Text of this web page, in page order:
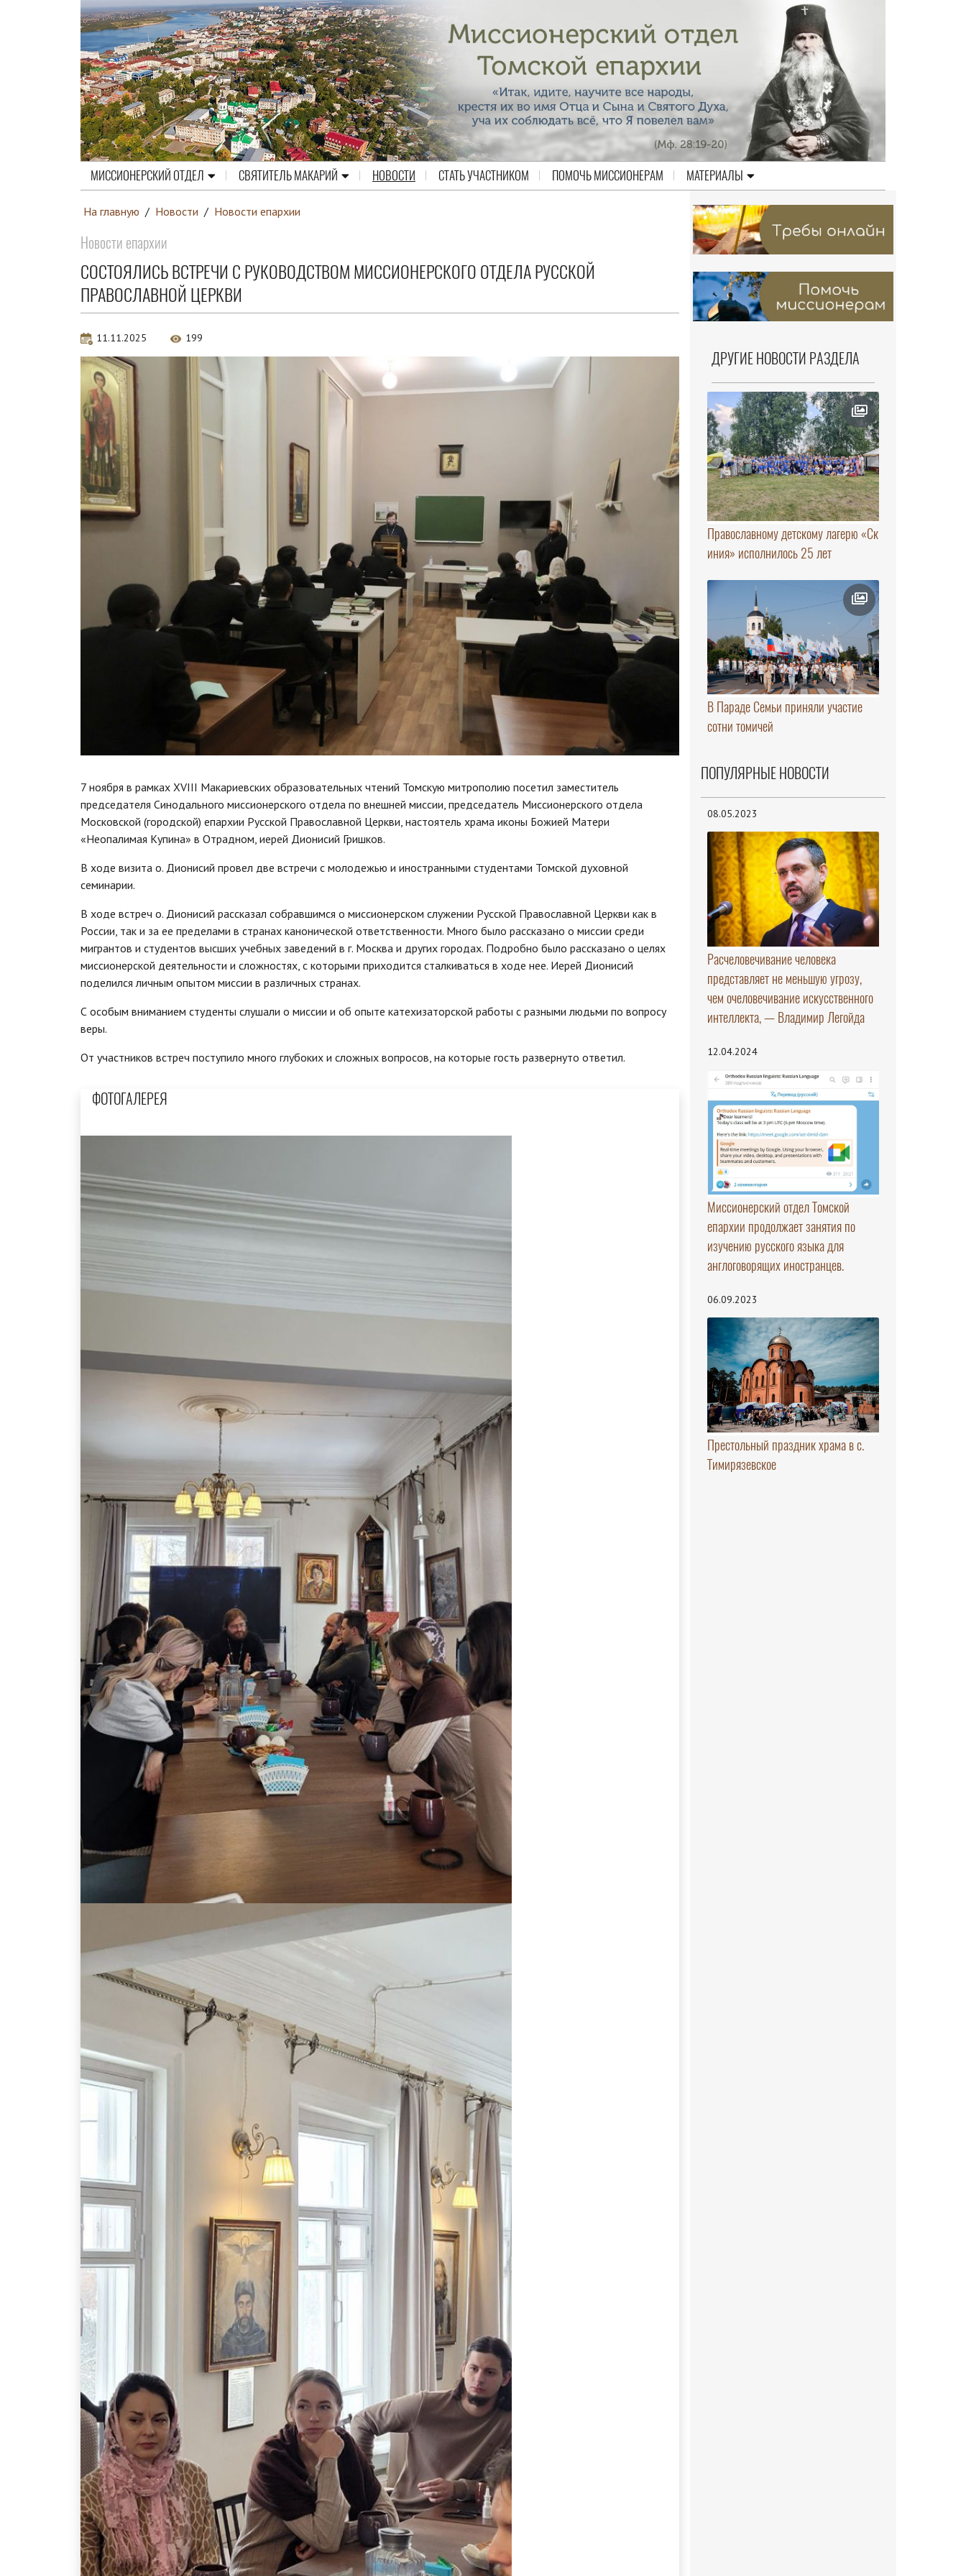
МИССИОНЕРСКИЙ ОТДЕЛ СВЯТИТЕЛЬ МАКАРИЙ НОВОСТИ СТАТЬ УЧАСТНИКОМ ПОМОЧЬ МИССИОНЕРАМ МАТЕРИАЛЫ
На главную / Новости / Новости епархии
Новости епархии
СОСТОЯЛИСЬ ВСТРЕЧИ С РУКОВОДСТВОМ МИССИОНЕРСКОГО ОТДЕЛА РУССКОЙ
ПРАВОСЛАВНОЙ ЦЕРКВИ
11.11.2025 199
7 ноября в рамках XVIII Макариевских образовательных чтений Томскую митрополию посетил заместитель
председателя Синодального миссионерского отдела по внешней миссии, председатель Миссионерского отдела
Московской (городской) епархии Русской Православной Церкви, настоятель храма иконы Божией Матери
«Неопалимая Купина» в Отрадном, иерей Дионисий Гришков.
В ходе визита о. Дионисий провел две встречи с молодежью и иностранными студентами Томской духовной
семинарии.
В ходе встреч о. Дионисий рассказал собравшимся о миссионерском служении Русской Православной Церкви как в
России, так и за ее пределами в странах канонической ответственности. Много было рассказано о миссии среди
мигрантов и студентов высших учебных заведений в г. Москва и других городах. Подробно было рассказано о целях
миссионерской деятельности и сложностях, с которыми приходится сталкиваться в ходе нее. Иерей Дионисий
поделился личным опытом миссии в различных странах.
С особым вниманием студенты слушали о миссии и об опыте катехизаторской работы с разными людьми по вопросу
веры.
От участников встреч поступило много глубоких и сложных вопросов, на которые гость развернуто ответил.
ФОТОГАЛЕРЕЯ
ДРУГИЕ НОВОСТИ РАЗДЕЛА
Православному детскому лагерю «Ск
иния» исполнилось 25 лет
В Параде Семьи приняли участие
сотни томичей
ПОПУЛЯРНЫЕ НОВОСТИ
08.05.2023
Расчеловечивание человека
представляет не меньшую угрозу,
чем очеловечивание искусственного
интеллекта, — Владимир Легойда
12.04.2024
Миссионерский отдел Томской
епархии продолжает занятия по
изучению русского языка для
англоговорящих иностранцев.
06.09.2023
Престольный праздник храма в с.
Тимирязевское